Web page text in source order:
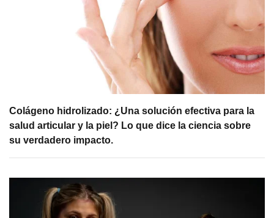
Colágeno hidrolizado: ¿Una solución efectiva para la
salud articular y la piel? Lo que dice la ciencia sobre
su verdadero impacto.